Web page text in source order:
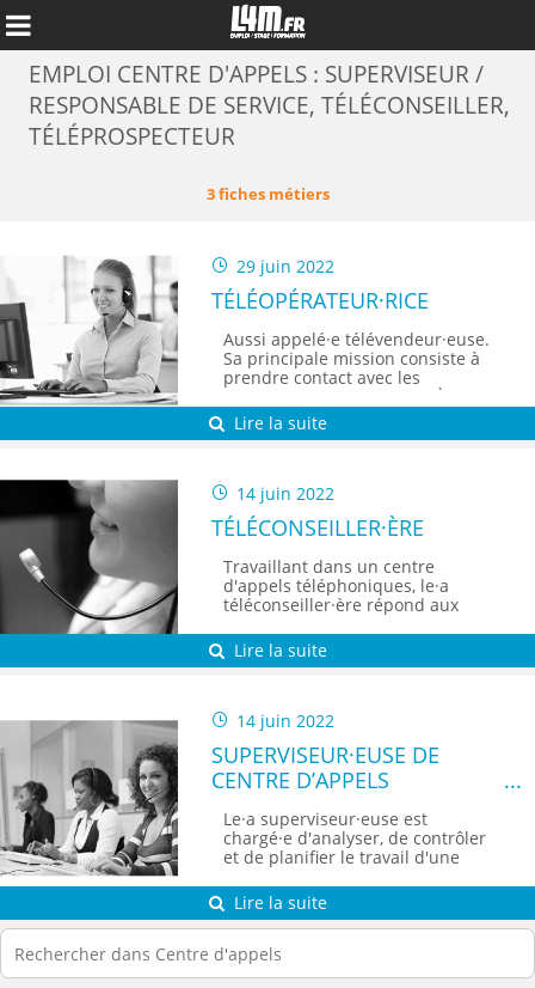
Annuler
EMPLOI CENTRE D'APPELS : SUPERVISEUR /
RESPONSABLE DE SERVICE, TÉLÉCONSEILLER,
TÉLÉPROSPECTEUR
3 fiches métiers
29 juin 2022
TÉLÉOPÉRATEUR·RICE
Aussi appelé·e télévendeur·euse.
Sa principale mission consiste à
prendre contact avec les
client·e·s et les prospects. À la
fois pour leur présenter les
produits et les offres de
Lire la suite
14 juin 2022
TÉLÉCONSEILLER·ÈRE
Travaillant dans un centre
d'appels téléphoniques, le·a
téléconseiller·ère répond aux
opérations à distance.
Lire la suite
14 juin 2022
SUPERVISEUR·EUSE DE
CENTRE D’APPELS
Le·a superviseur·euse est
chargé·e d'analyser, de contrôler
et de planifier le travail d'une
Lire la suite